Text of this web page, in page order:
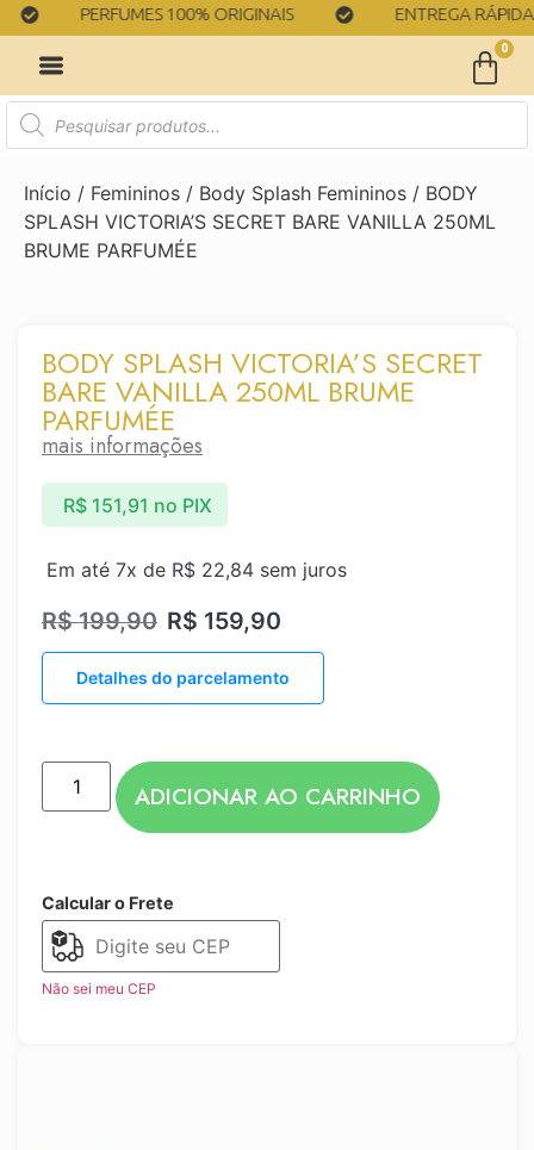
PERFUMES 100% ORIGINAIS ENTREGA RÁPIDA
0
Início / Femininos / Body Splash Femininos / BODY
SPLASH VICTORIA’S SECRET BARE VANILLA 250ML
BRUME PARFUMÉE
BODY SPLASH VICTORIA’S SECRET
BARE VANILLA 250ML BRUME
PARFUMÉE
mais informações
R$199,90 R$ 159,90
Em até 7x de R$ 22,84 sem juros
R$151,91 no PIX
Detalhes do parcelamento
ADICIONAR AO CARRINHO
Calcular o Frete
Não sei meu CEP